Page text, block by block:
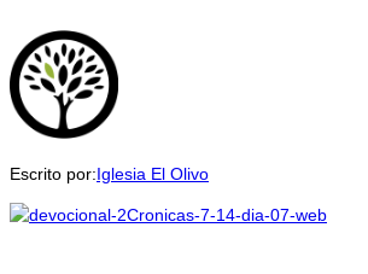
Escrito por:Iglesia El Olivo